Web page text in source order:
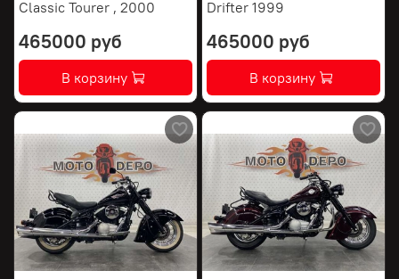
Classic Tourer , 2000
465000 руб
В корзину
Drifter 1999
465000 руб
В корзину